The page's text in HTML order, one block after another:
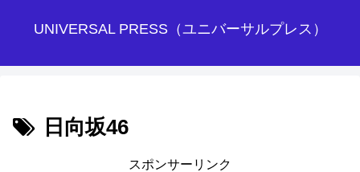
UNIVERSAL PRESS（ユニバーサルプレス）
日向坂46
スポンサーリンク